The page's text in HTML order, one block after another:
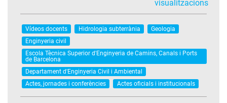
visualitzacions
Vídeos docents Hidrologia subterrània
Geologia
Enginyeria civil
Escola Tècnica Superior d'Enginyeria de Camins, Canals i Ports
de Barcelona
Departament d'Enginyeria Civil i Ambiental
Actes, jornades i conferències
Actes oficials i institucionals